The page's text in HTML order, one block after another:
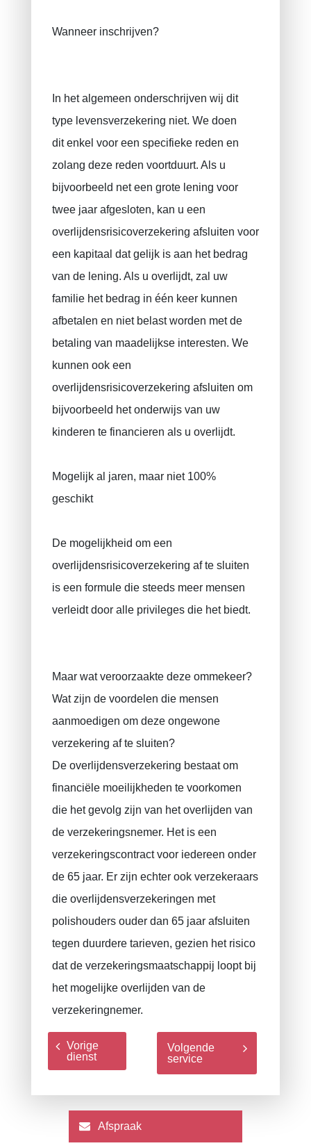
Wanneer inschrijven?
In het algemeen onderschrijven wij dit
type levensverzekering niet. We doen
dit enkel voor een ​​specifieke reden en
zolang deze reden voortduurt. Als u
bijvoorbeeld net een grote lening voor
twee jaar afgesloten, kan u een
overlijdensrisicoverzekering afsluiten voor
een kapitaal dat gelijk is aan het bedrag
van de lening. Als u overlijdt, zal uw
familie het bedrag in één keer kunnen
afbetalen en niet belast worden met de
betaling van maadelijkse interesten. We
kunnen ook een
overlijdensrisicoverzekering afsluiten om
bijvoorbeeld het onderwijs van uw
kinderen te financieren als u overlijdt.
Mogelijk al jaren, maar niet 100%
geschikt
De mogelijkheid om een ​​
overlijdensrisicoverzekering af te sluiten
is een formule die steeds meer mensen
verleidt door alle privileges die het biedt.
Maar wat veroorzaakte deze ommekeer?
Wat zijn de voordelen die mensen
aanmoedigen om deze ongewone
verzekering af te sluiten?
De overlijdensverzekering bestaat om
financiële moeilijkheden te voorkomen
die het gevolg zijn van het overlijden van
de verzekeringsnemer. Het is een
verzekeringscontract voor iedereen onder
de 65 jaar. Er zijn echter ook verzekeraars
die overlijdensverzekeringen met
polishouders ouder dan 65 jaar afsluiten
tegen duurdere tarieven, gezien het risico
dat de verzekeringsmaatschappij loopt bij
het mogelijke overlijden van de
verzekeringnemer.
Vorige
dienst
Volgende
service
Afspraak